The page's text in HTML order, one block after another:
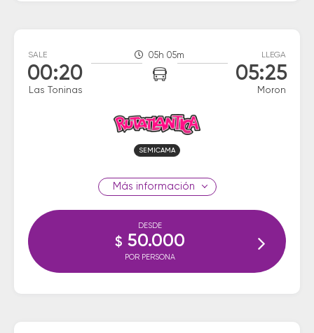
SALE
00:20
Las Toninas
05h 05m LLEGA
05:25
Moron
SEMICAMA
información
DESDE
$ 50.000
POR PERSONA